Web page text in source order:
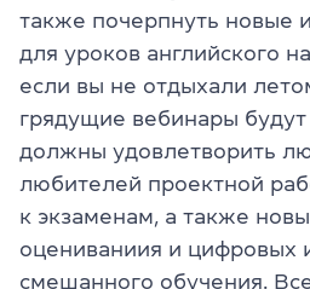
также почерпнуть новые
для уроков английского
если вы не отдыхали
грядущие вебинары
должны удовлетворить
любителей проектной
к экзаменам, а также
оцениваниия и цифровых
смешанного обучения.